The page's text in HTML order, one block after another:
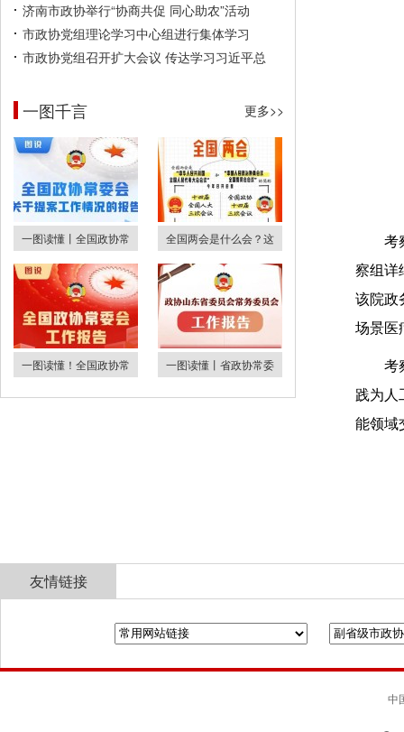
济南市政协举行“协商共促 同心助农”活动
市政协党组理论学习中心组进行集体学习
市政协党组召开扩大会议 传达学习习近平总
一图千言 更多>>
一图读懂丨全国政协常 全国两会是什么会？这
一图读懂！全国政协常 一图读懂丨省政协常委
考
察组详
该院政
场景医
考
践为人
能领域
友情链接
中